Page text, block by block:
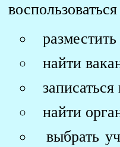
найти
найти
выбрать